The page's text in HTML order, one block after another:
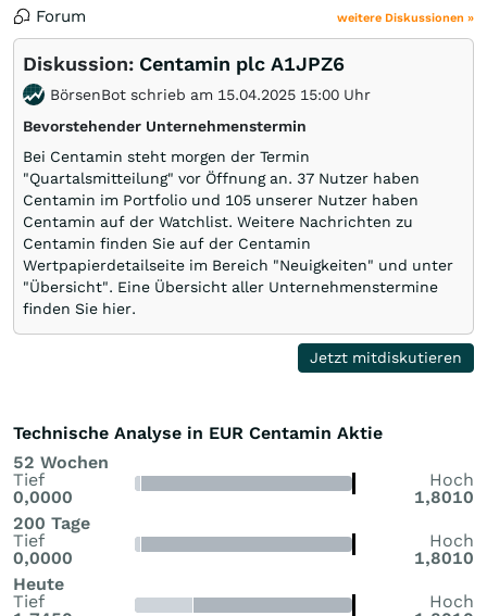
Forum weitere Diskussionen »
Diskussion: Centamin plc A1JPZ6
BörsenBot schrieb am 15.04.2025 15:00 Uhr
Bevorstehender Unternehmenstermin
Bei Centamin steht morgen der Termin
"Quartalsmitteilung" vor Öffnung an. 37 Nutzer haben
Centamin im Portfolio und 105 unserer Nutzer haben
Centamin auf der Watchlist. Weitere Nachrichten zu
Centamin finden Sie auf der Centamin
Wertpapierdetailseite im Bereich "Neuigkeiten" und unter
"Übersicht". Eine Übersicht aller Unternehmenstermine
finden Sie hier.
Jetzt mitdiskutieren
Technische Analyse in EUR Centamin Aktie
52 Wochen
Tief
0,0000
Hoch
1,8010
200 Tage
Tief
0,0000
Hoch
1,8010
Heute
Tief
Hoch